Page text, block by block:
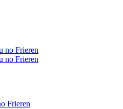
Frieren